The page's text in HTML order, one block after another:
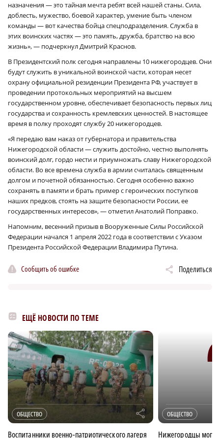
назначения — это тайная мечта ребят всей нашей станы. Сила,
доблесть, мужество, боевой характер, умение быть членом
команды — вот качества бойца спецподразделения. Служба в
этих воинских частях — это память, дружба, братство на всю
жизнь», — подчеркнул Дмитрий Краснов.
В Президентский полк сегодня направлены 10 нижегородцев. Они
будут служить в уникальной воинской части, которая несет
охрану официальной резиденции Президента РФ, участвует в
проведении протокольных мероприятий на высшем
государственном уровне, обеспечивает безопасность первых лиц
государства и сохранность кремлевских ценностей. В настоящее
время в полку проходят службу 20 нижегородцев.
«Я передаю вам наказ от губернатора и правительства
Нижегородской области — служить достойно, честно выполнять
воинский долг, гордо нести и приумножать славу Нижегородской
области. Во все времена служба в армии считалась священным
долгом и почетной обязанностью. Сегодня особенно важно
сохранять в памяти и брать пример с героических поступков
наших предков, стоять на защите безопасности России, ее
государственных интересов», — отметил Анатолий Поправко.
Напомним, весенний призыв в Вооруженные Силы Российской
Федерации начался 1 апреля 2022 года в соответствии с Указом
Президента Российской Федерации Владимира Путина.
Сообщить об ошибке Поделиться
ЕЩЁ НОВОСТИ ПО ТЕМЕ
ОБЩЕСТВО r
Воспитанники военно-патриотического лагеря
ОБЩЕСТВО
Нижегородцы могут